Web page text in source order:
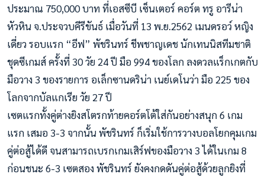
ประมาณ 750,000 บาท ที่เอสซีบี เซ็นเตอร์ คอร์ต ทรู อารีน่า
หัวหิน จ.ประจวบคีรีขันธ์ เมื่อวันที่ 13 พ.ย.2562 เมนดรอว์ หญิง
เดี่ยว รอบแรก “อีฟ” พัชรินทร์ ชีพชาญเดช นักเทนนิสทีมชาติ
ชุดซีเกมส์ ครั้งที่ 30 วัย 24 ปี มือ 994 ของโลก ลงดวลแร็กเกตกับ
มือวาง 3 ของรายการ อเล็กซานดริน่า เนย์เดโนว่า มือ 225 ของ
โลกจากบัลแกเรีย วัย 27 ปี
เซตแรกทั้งคู่ต่างยิงสโตรกท้ายคอร์ตโต้ใส่กันอย่างสนุก 6 เกม
แรก เสมอ 3-3 จากนั้น พัชรินทร์ ก็เริ่มใช้การวางบอลโยกคุมเกม
คู่ต่อสู้ได้ดี จนสามารถเบรกเกมเสิร์ฟของมือวาง 3 ได้ในเกม 8
ก่อนชนะ 6-3 เซตสอง พัชรินทร์ ยังคงกดดันคู่ต่อสู้ด้วยลูกยิงที่